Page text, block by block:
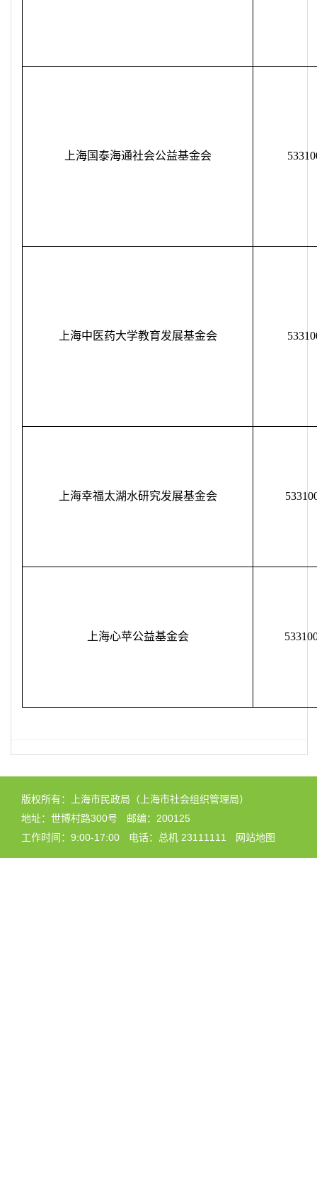
上海国泰海通社会公益基金会
上海中医药大学教育发展基金会
上海幸福太湖水研究发展基金会
上海心苹公益基金会
版权所有：上海市民政局（上海市社会组织管理局）
地址：世博村路300号
邮编：200125
工作时间：9:00-17:00
电话：总机 23111111 网站地图